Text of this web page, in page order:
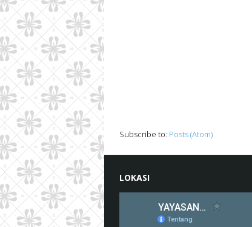
Subscribe to: Posts (Atom)
LOKASI